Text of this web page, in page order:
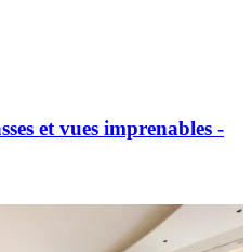
et vues imprenables -